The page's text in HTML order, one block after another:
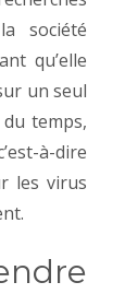
société
qu’elle
un seul
du temps,
à-dire
les virus